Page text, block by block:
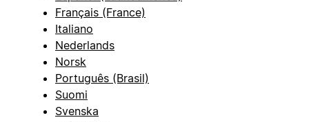
Français (France)
Italiano
Nederlands
Norsk
Português (Brasil)
Suomi
Svenska